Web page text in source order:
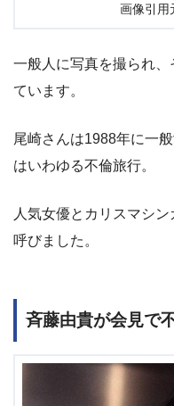
画像引用
一般人に写真を撮られ
ています。
尾崎さんは1988年に一
はいわゆる不倫旅行。
人気女優とカリスマシ
呼びました。
斉藤由貴が会見で